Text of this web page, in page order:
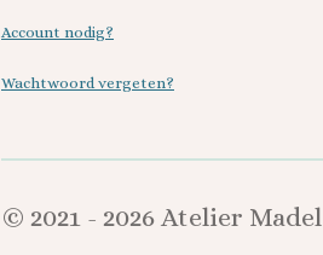
Account nodig?
Wachtwoord vergeten?
© 2021 - 2026 Atelier